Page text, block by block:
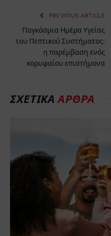
PREVIOUS ARTICLE
Παγκόσμια Ημέρα Υγείας
του Πεπτικού Συστήματος:
η παρέμβαση ενός
κορυφαίου επιστήμονα
ΣΧΕΤΙΚΆΆΡΘΡΑ